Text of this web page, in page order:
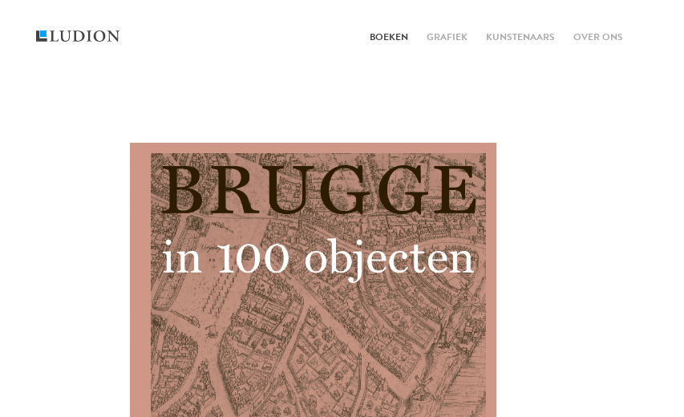
BOEKEN GRAFIEK KUNSTENAARS OVER ONS